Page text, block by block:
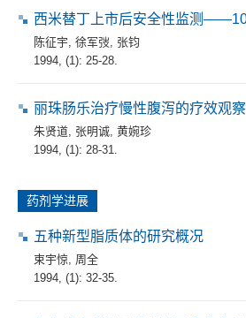
西米替丁上市后安全性监测
陈征宇 徐军弢
张钧
1994, (1): 25-28.
丽珠肠乐治疗慢性腹泻的疗效观察
朱贤道 张明诚 黄婉珍
1994, (1): 28-31.
药剂学进展
五种新型脂质体的研究概况
束宇惊 周全
1994, (1): 32-35.